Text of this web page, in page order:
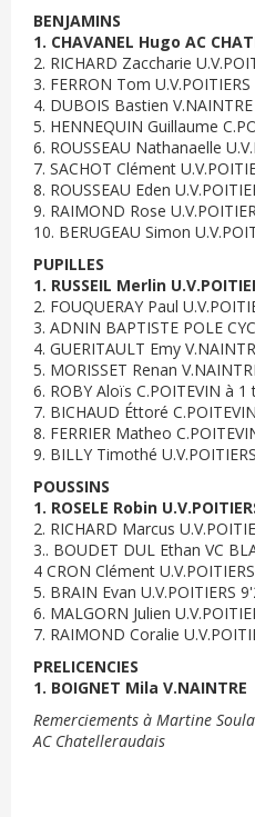
BENJAMINS
1. CHAVANEL Hugo AC
2. RICHARD Zaccharie
3. FERRON Tom
4. DUBOIS Bastien
5. HENNEQUIN Guillaume
6. ROUSSEAU Nathanaelle
7. SACHOT Clément
8. ROUSSEAU Eden
9. RAIMOND Rose
10. BERUGEAU Simon
PUPILLES
1. RUSSEIL Merlin
2. FOUQUERAY Paul
3. ADNIN BAPTISTE POLE
4. GUERITAULT Emy
5. MORISSET Renan
6. ROBY Aloïs C.POITEVIN à 1
7. BICHAUD Éttoré C.POITEVIN
8. FERRIER Matheo
9. BILLY Timothé
POUSSINS
1. ROSELE Robin
2. RICHARD Marcus
3.. BOUDET DUL Ethan VC
4 CRON Clément
5. BRAIN Evan U.V.POITIERS
6. MALGORN Julien
7. RAIMOND Coralie
PRELICENCIES
1. BOIGNET Mila V.NAINTRE
Remerciements à Martine
AC Chatelleraudais